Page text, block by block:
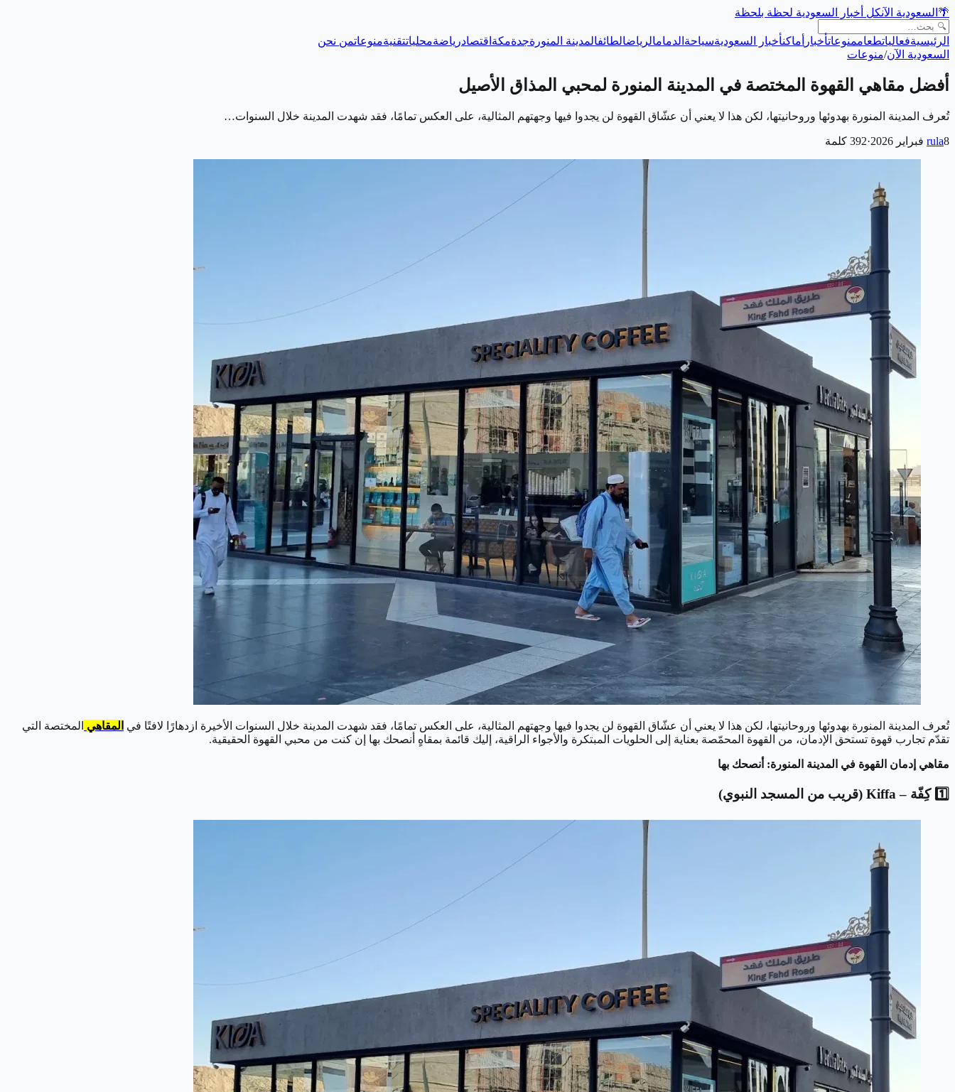
🌴 السعودية الآنكل أخبار السعودية لحظة بلحظة
الرئيسيةفعالياتطعاممنوعاتأخبار أماكنأخبار السعوديةسياحة الدمامالرياضالطائفالمدينة المنورةجدةمكة اقتصادرياضةمحلياتتقنيةمنوعاتمن نحن
السعودية الآن/منوعات
أفضل مقاهي القهوة المختصة في المدينة المنورة لمحبي المذاق الأصيل
تُعرف المدينة المنورة بهدوئها وروحانيتها، لكن هذا لا يعني أن عشّاق القهوة لن يجدوا فيها وجهتهم المثالية، على العكس تمامًا، فقد شهدت المدينة خلال السنوات…
rula8 فبراير 2026 ·
392 كلمة
تُعرف المدينة المنورة بهدوئها وروحانيتها، لكن هذا لا يعني أن عشّاق القهوة لن يجدوا فيها وجهتهم المثالية، على العكس تمامًا، فقد شهدت المدينة خلال السنوات الأخيرة ازدهارًا لافتًا في المقاهي المختصة التي
تقدّم تجارب قهوة تستحق الإدمان، من القهوة المحمّصة بعناية إلى الحلويات المبتكرة والأجواء الراقية، إليك قائمة بمقاهٍ أنصحك بها إن كنت من محبي القهوة الحقيقية.
مقاهي إدمان القهوة في المدينة المنورة: أنصحك بها
1️⃣ كِفّة – Kiffa (قريب من المسجد النبوي)